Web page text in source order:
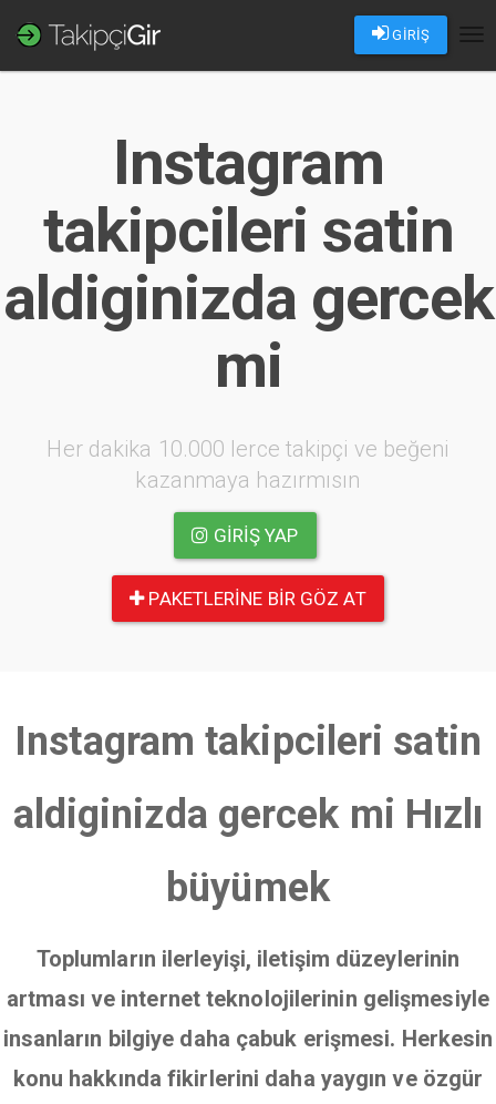
GİRİŞ
Instagram
takipcileri satin
aldiginizda gercek
mi
Her dakika 10.000 lerce takipçi ve beğeni
kazanmaya hazırmısın
GIRIŞ YAP
PAKETLERINE BIR GÖZ AT
Instagram takipcileri satin
aldiginizda gercek mi Hızlı
büyümek
Toplumların ilerleyişi, iletişim düzeylerinin
artması ve internet teknolojilerinin gelişmesiyle
insanların bilgiye daha çabuk erişmesi. Herkesin
konu hakkında fikirlerini daha yaygın ve özgür